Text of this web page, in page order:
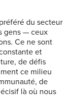
du secteur
gens — ceux
Ce ne sont
et
de défis
ce milieu
de
là où nous